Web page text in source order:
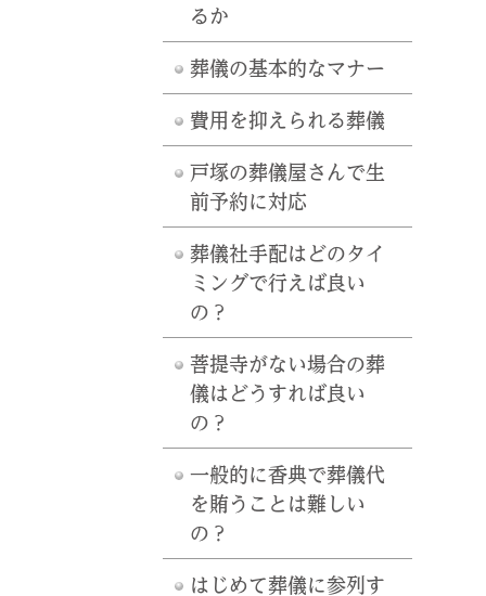
るか
葬儀の基本的なマナー
費用を抑えられる葬儀
戸塚の葬儀屋さんで生
前予約に対応
葬儀社手配はどのタイ
ミングで行えば良い
の？
菩提寺がない場合の葬
儀はどうすれば良い
の？
一般的に香典で葬儀代
を賄うことは難しい
の？
はじめて葬儀に参列す